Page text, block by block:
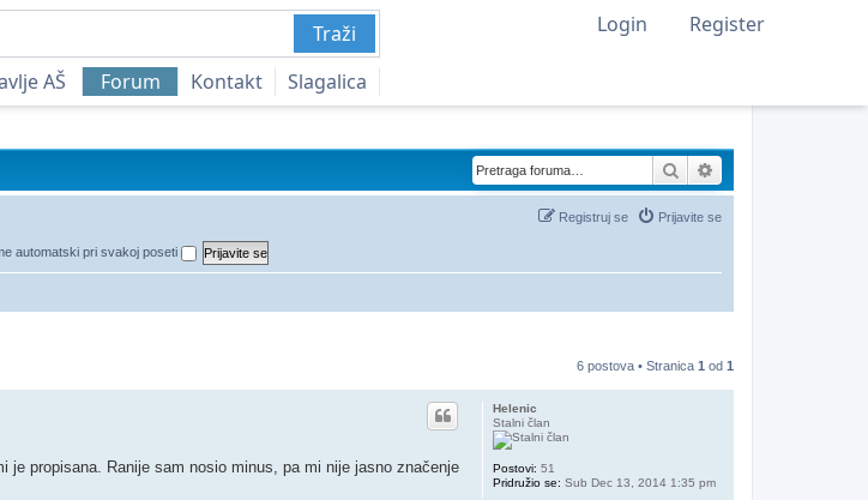
Traži
AŠ Forum Kontakt Slagalica
Login Register
Pretraga
Prijavite se
Registruj se
automatski pri svakoj poseti
6 postova • Stranica 1 od 1
Helenic
Stalni član
Postovi: 51
Pridružio se: Sub Dec 13, 2014 1:35 pm
je propisana. Ranije sam nosio minus, pa mi nije jasno značenje